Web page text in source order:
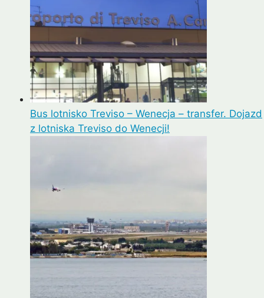
Bus lotnisko Treviso – Wenecja – transfer. Dojazd
z lotniska Treviso do Wenecji!